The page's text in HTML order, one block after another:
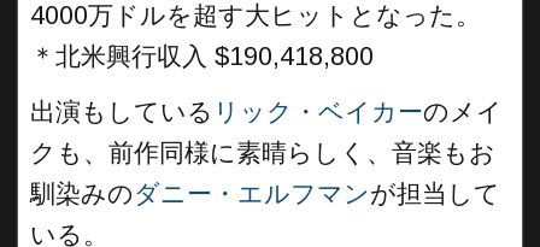
4000万ドルを超す大ヒットとなった。
＊ 北米興行収入 $190,418,800
出演もしている リック・ベイカーのメイ
クも、前作同様に素晴らしく、音楽もお
馴染みのダニー・エルフマンが担当して
いる。